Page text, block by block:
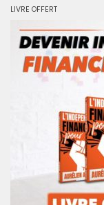
LIVRE OFFERT